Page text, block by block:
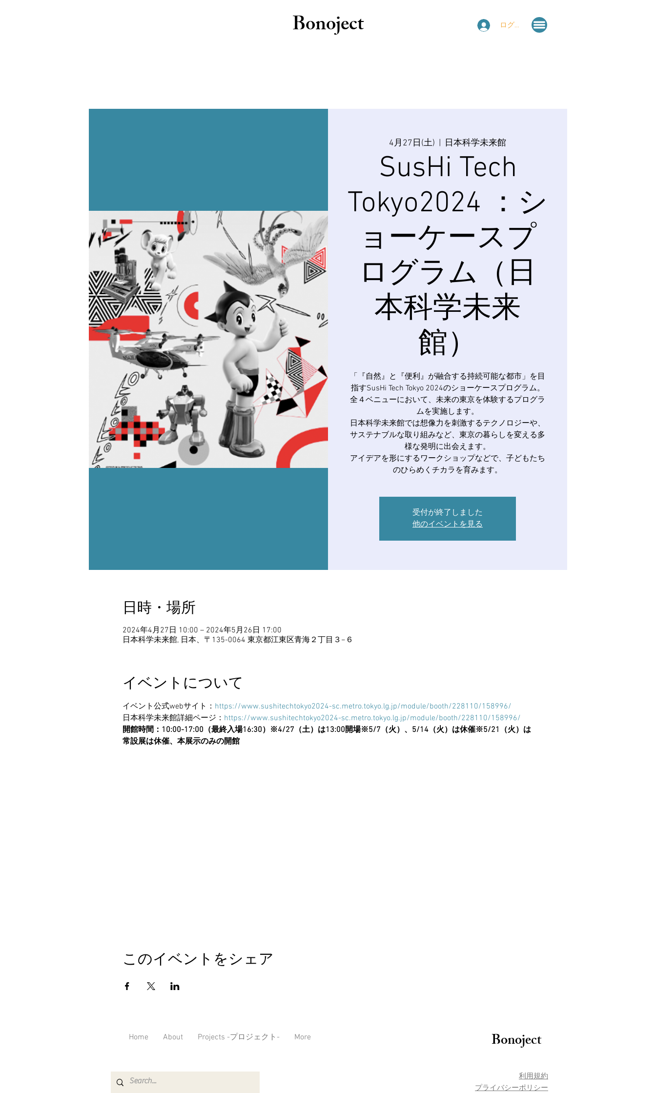
Bonoject ログイン
4月27日(土) 日本科学未来館
SusHi Tech
Tokyo2024 ：シ
ョーケースプ
ログラム（日
本科学未来
館）
「『自然』と『便利』が融合する持続可能な都市」を目
指すSusHi Tech Tokyo 2024のショーケースプログラム。
全４ベニューにおいて、未来の東京を体験するプログラ
ムを実施します。
日本科学未来館では想像力を刺激するテクノロジーや、
サステナブルな取り組みなど、東京の暮らしを変える多
様な発明に出会えます。
アイデアを形にするワークショップなどで、子どもたち
のひらめくチカラを育みます。
受付が終了しました
他のイベントを見る
日時・場所
2024年4月27日 10:00 – 2024年5月26日 17:00
日本科学未来館, 日本、〒135-0064 東京都江東区青海２丁目３−６
イベントについて
イベント公式webサイト： https://www.sushitechtokyo2024-sc.metro.tokyo.lg.jp/module/booth/228110/158996/
日本科学未来館詳細ページ： https://www.sushitechtokyo2024-sc.metro.tokyo.lg.jp/module/booth/228110/158996/
開館時間：10:00-17:00（最終入場16:30） ※4/27（土）は13:00開場※5/7（火）、5/14（火）は休催※5/21（火）は
常設展は休催、本展示のみの開館
このイベントをシェア
Home About Projects -プロジェクト- More Bonoject
​利用規約
プライバシーポリシー